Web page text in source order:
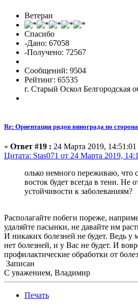
Ветеран
Спасибо
-Дано: 67058
-Получено: 72567
Сообщений: 9504
Рейтинг: 65535
г. Старый Оскол Белгородская
Re: Ориентация рядов винограда по
« Ответ #19 : 24 Марта 2019, 14:51:01
Цитата: Stas071 от 24 Марта 2019,
олько немного переживаю, что
восток будет всегда в тени. Не
устойчивости к заболеваниям?
Располагайте побеги пореже,
удаляйте пасынки, не давайте им
И никаких болезней не будет. Ведь у
нет болезней, и у Вас не будет. И
профилактические обработки от
Записан
С уважением, Владимир
Печать